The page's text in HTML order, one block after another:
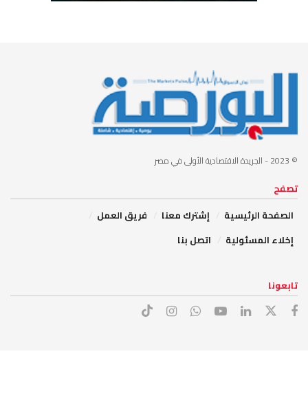
© 2023 - الجريدة الاقتصادية الأولى في مصر
تصفح
الصفحة الرئيسية
إشترك معنا
فريق العمل
إخلاء المسئولية
اتصل بنا
تابعونا